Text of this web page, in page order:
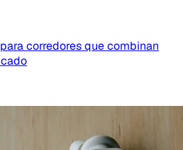
corredores que combinan